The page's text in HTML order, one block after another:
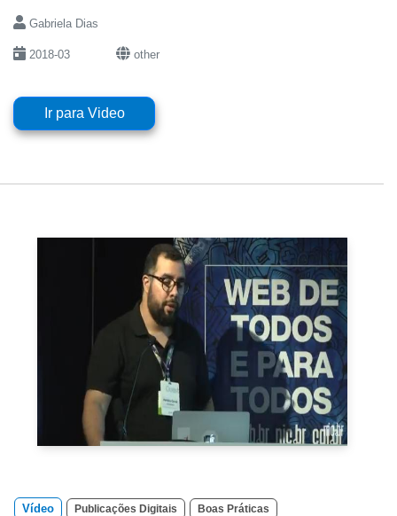
Gabriela Dias
2018-03 other
Ir para Video
Vídeo Publicações Digitais Boas Práticas